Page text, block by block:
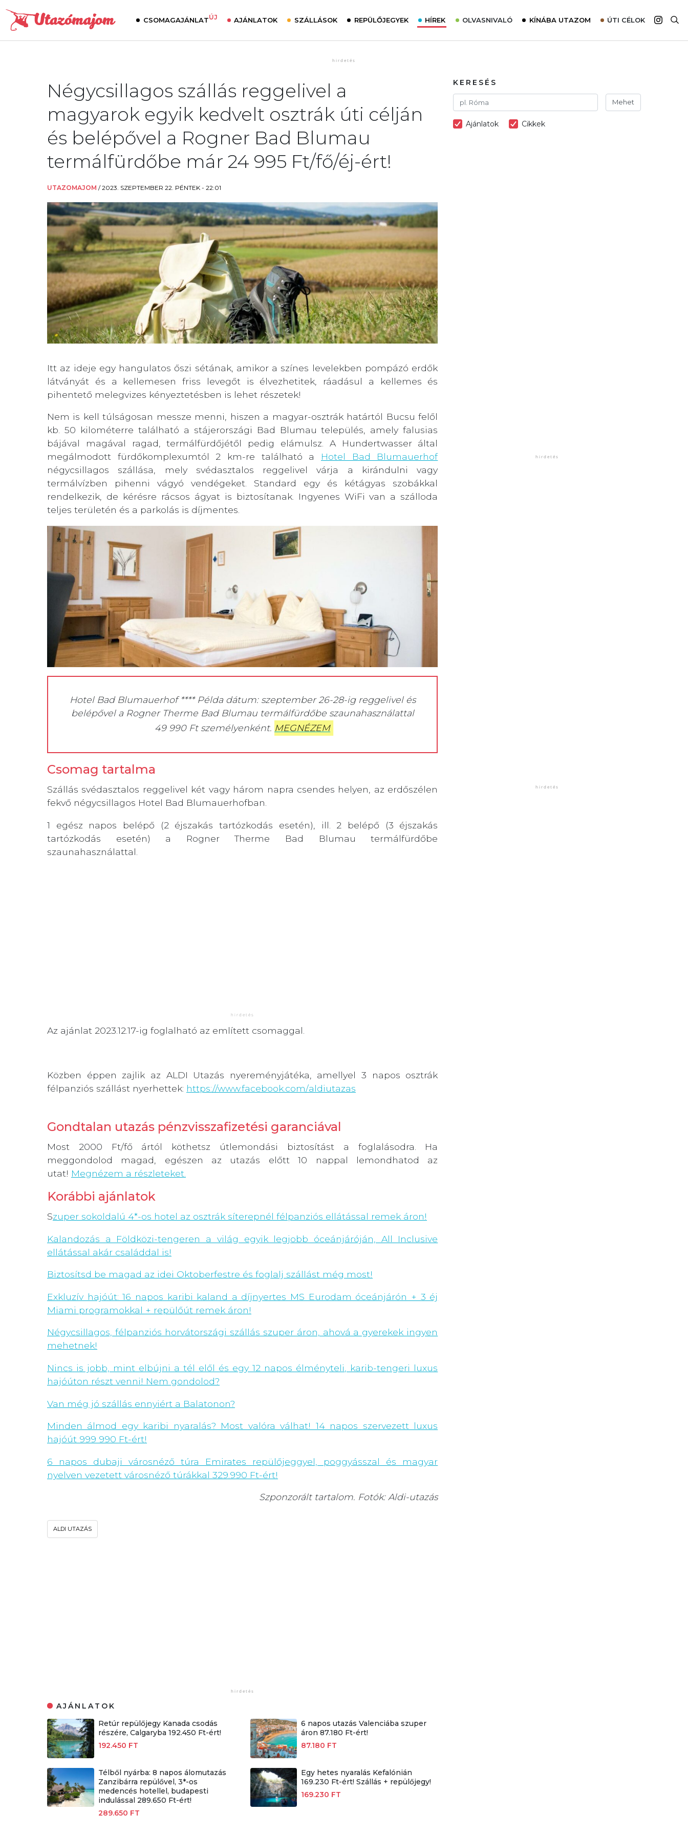
CSOMAGAJÁNLATÚJ AJÁNLATOK SZÁLLÁSOK REPÜLŐJEGYEK HÍREK OLVASNIVALÓ
Interjú
Élménybeszámolók
KÍNÁBA UTAZOM ÚTI CÉLOK
Ausztrália
Négycsillagos szállás reggelivel a
magyarok egyik kedvelt osztrák úti célján
és belépővel a Rogner Bad Blumau
termálfürdőbe már 24 995 Ft/fő/éj-ért!
UTAZOMAJOM /2023. SZEPTEMBER 22. PÉNTEK - 22:01
Itt az ideje egy hangulatos őszi sétának, amikor a színes levelekben pompázó erdők
látványát és a kellemesen friss levegőt is élvezhetitek, ráadásul a kellemes és
pihentető melegvizes kényeztetésben is lehet részetek!
Nem is kell túlságosan messze menni, hiszen a magyar-osztrák határtól Bucsu felől
kb. 50 kilométerre található a stájerországi Bad Blumau település, amely falusias
bájával magával ragad, termálfürdőjétől pedig elámulsz. A Hundertwasser által
megálmodott fürdőkomplexumtól 2 km-re található a Hotel Bad Blumauerhof
négycsillagos szállása, mely svédasztalos reggelivel várja a kirándulni vagy
termálvízben pihenni vágyó vendégeket. Standard egy és kétágyas szobákkal
rendelkezik, de kérésre rácsos ágyat is biztosítanak. Ingyenes WiFi van a szálloda
teljes területén és a parkolás is díjmentes.
Hotel Bad Blumauerhof **** Példa dátum: szeptember 26-28-ig reggelivel és
belépővel a Rogner Therme Bad Blumau termálfürdőbe szaunahasználattal
49 990 Ft személyenként. MEGNÉZEM
Csomag tartalma
Szállás svédasztalos reggelivel két vagy három napra csendes helyen, az erdőszélen
fekvő négycsillagos Hotel Bad Blumauerhofban.
1 egész napos belépő (2 éjszakás tartózkodás esetén), ill. 2 belépő (3 éjszakás
tartózkodás esetén) a Rogner Therme Bad Blumau termálfürdőbe
szaunahasználattal.
Az ajánlat 2023.12.17-ig foglalható az említett csomaggal.
Közben éppen zajlik az ALDI Utazás nyereményjátéka, amellyel 3 napos osztrák
félpanziós szállást nyerhettek: https://www.facebook.com/aldiutazas
Gondtalan utazás pénzvisszafizetési garanciával
Most 2000 Ft/fő ártól köthetsz útlemondási biztosítást a foglalásodra. Ha
meggondolod magad, egészen az utazás előtt 10 nappal lemondhatod az
utat! Megnézem a részleteket.
Korábbi ajánlatok
Szuper sokoldalú 4*-os hotel az osztrák síterepnél félpanziós ellátással remek áron!
Kalandozás a Földközi-tengeren a világ egyik legjobb óceánjáróján, All Inclusive
ellátással akár családdal is!
Biztosítsd be magad az idei Oktoberfestre és foglalj szállást még most!
Exkluzív hajóút: 16 napos karibi kaland a díjnyertes MS Eurodam óceánjárón + 3 éj
Miami programokkal + repülőút remek áron!
Négycsillagos, félpanziós horvátországi szállás szuper áron, ahová a gyerekek ingyen
mehetnek!
Nincs is jobb, mint elbújni a tél elől és egy 12 napos élményteli, karib-tengeri luxus
hajóúton részt venni! Nem gondolod?
Van még jó szállás ennyiért a Balatonon?
Minden álmod egy karibi nyaralás? Most valóra válhat! 14 napos szervezett luxus
hajóút 999 990 Ft-ért!
6 napos dubaji városnéző túra Emirates repülőjeggyel, poggyásszal és magyar
nyelven vezetett városnéző túrákkal 329.990 Ft-ért!
Szponzorált tartalom. Fotók: Aldi-utazás
ALDI UTAZÁS
AJÁNLATOK
Retúr repülőjegy Kanada csodás
részére, Calgaryba 192.450 Ft-ért!
192.450 FT
6 napos utazás Valenciába szuper
áron 87.180 Ft-ért!
87.180 FT
Télből nyárba: 8 napos álomutazás
Zanzibárra repülővel, 3*-os
medencés hotellel, budapesti
indulással 289.650 Ft-ért!
289.650 FT
Egy hetes nyaralás Kefalónián
169.230 Ft-ért! Szállás + repülőjegy!
169.230 FT
KERESÉS
Mehet
Ajánlatok Cikkek